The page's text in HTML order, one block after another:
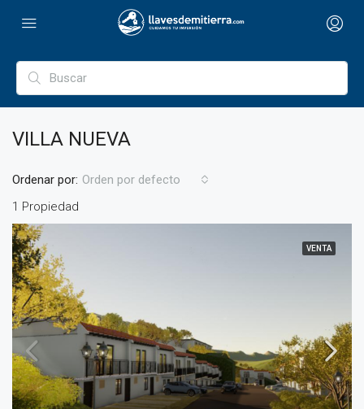
VILLA NUEVA
1 Propiedad
Ordenar por: Orden por defecto
VENTA